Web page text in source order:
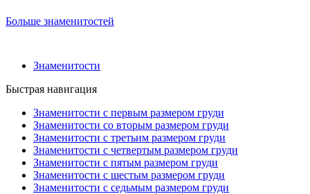
Больше знаменитостей
Знаменитости
Быстрая навигация
Знаменитости с первым размером груди
Знаменитости со вторым размером груди
Знаменитости с третьим размером груди
Знаменитости с четвертым размером груди
Знаменитости с пятым размером груди
Знаменитости с шестым размером груди
Знаменитости с седьмым размером груди